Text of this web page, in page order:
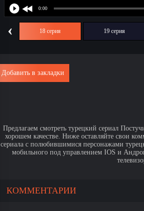
‹ 18 серия 19 серия
Добавить в закладки
Предлагаем смотреть турецкий сериал
хорошем качестве. Ниже оставляйте свои
сериала с полюбившимися персонажами
мобильного под управлением IOS и
КОММЕНТАРИИ